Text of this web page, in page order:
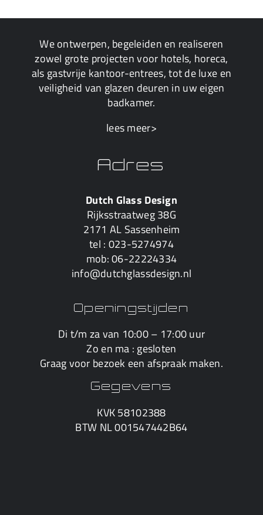
We ontwerpen, begeleiden en realiseren
zowel grote projecten voor hotels, horeca,
als gastvrije kantoor-entrees, tot de luxe en
veiligheid van glazen deuren in uw eigen
badkamer.
lees meer>
Adres
Dutch Glass Design
Rijksstraatweg 38G
2171 AL Sassenheim
tel : 023-5274974
mob:06-22224334
info@dutchglassdesign.nl
Openingstijden
Di t/m za van 10:00 – 17:00 uur
Zo en ma : gesloten
Graag voor bezoek een afspraak maken.
Gegevens
KVK 58102388
BTW NL 001547442B64